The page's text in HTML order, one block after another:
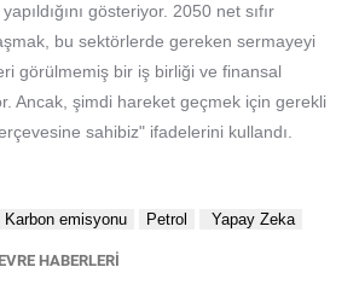
gösteriyor. 2050 net sıfır
bu sektörlerde gereken sermayeyi
görülmemiş bir iş birliği ve finansal
Ancak, şimdi hareket geçmek için gerekli
sahibiz" ifadelerini kullandı.
HABERLERİ